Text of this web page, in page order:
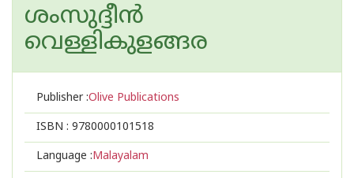
ശംസുദ്ദീന്‍
വെള്ളികുളങ്ങര
Publisher :Olive Publications
ISBN : 9780000101518
Language :Malayalam